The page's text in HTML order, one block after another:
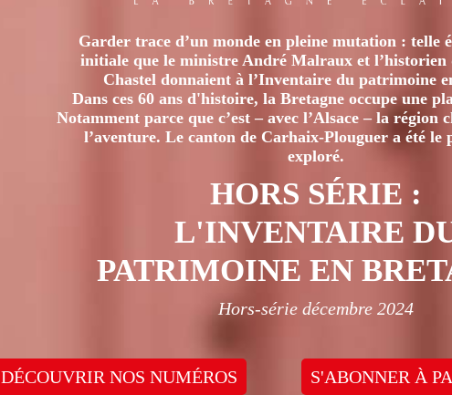
Garder trace d’un monde en pleine mutation : telle
initiale que le ministre André Malraux et l’historien
Chastel donnaient à l’Inventaire du patrimoine
Dans ces 60 ans d'histoire, la Bretagne occupe une
Notamment parce que c’est – avec l’Alsace – la région
l’aventure. Le canton de Carhaix-Plouguer a été le
exploré.
HORS SÉRIE :
L'INVENTAIRE
PATRIMOINE EN
Hors-série décembre 2024
DÉCOUVRIR NOS NUMÉROS S'ABONNER À